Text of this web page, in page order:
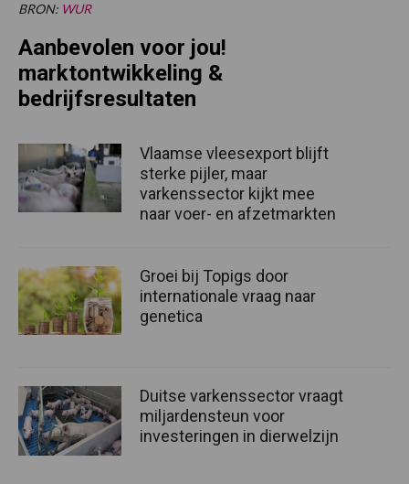
BRON: WUR
Aanbevolen voor jou!
marktontwikkeling &
bedrijfsresultaten
Vlaamse vleesexport blijft
sterke pijler, maar
varkenssector kijkt mee
naar voer- en afzetmarkten
Groei bij Topigs door
internationale vraag naar
genetica
Duitse varkenssector vraagt
miljardensteun voor
investeringen in dierwelzijn